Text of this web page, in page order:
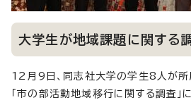
大学生が地域課題に関する
12月9日、同志社大学の学生8人が所
「市の部活動地域移行に関する調査」